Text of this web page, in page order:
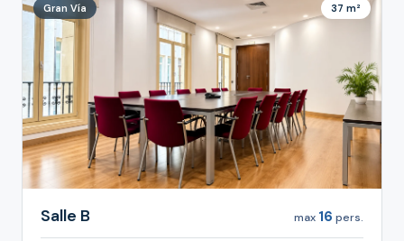
Gran Vía 37 m²
Salle B max 16 pers.